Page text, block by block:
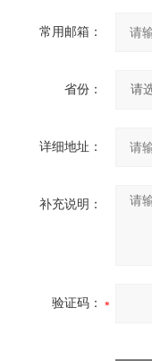
常用邮箱：
省份：
详细地址：
补充说明：
验证码：